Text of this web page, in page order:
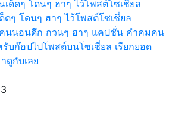
ๆ โดนๆ ฮาๆ ไว้โพสต์โซเชี่ยล
นนอนดึก กวนๆ ฮาๆ แคปชั่น คำคมคน
รับก๊อปไปโพสต์บนโซเชี่ยล เรียกยอด
ดูกับเลย